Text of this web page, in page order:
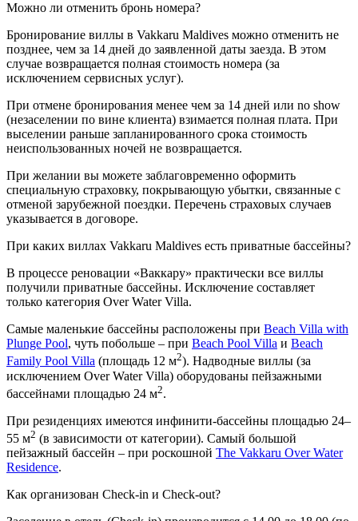
Можно ли отменить бронь номера?
Бронирование виллы в Vakkaru Maldives можно отменить не
позднее, чем за 14 дней до заявленной даты заезда. В этом
случае возвращается полная стоимость номера (за
исключением сервисных услуг).
При отмене бронирования менее чем за 14 дней или no show
(незаселении по вине клиента) взимается полная плата. При
выселении раньше запланированного срока стоимость
неиспользованных ночей не возвращается.
При желании вы можете заблаговременно оформить
специальную страховку, покрывающую убытки, связанные с
отменой зарубежной поездки. Перечень страховых случаев
указывается в договоре.
При каких виллах Vakkaru Maldives есть приватные бассейны?
В процессе реновации «Ваккару» практически все виллы
получили приватные бассейны. Исключение составляет
только категория Over Water Villa.
Самые маленькие бассейны расположены при Beach Villa with
Plunge Pool, чуть побольше – при Beach Pool Villa и Beach
Family Pool Villa (площадь 12 м2). Надводные виллы (за
исключением Over Water Villa) оборудованы пейзажными
бассейнами площадью 24 м2.
При резиденциях имеются инфинити-бассейны площадью 24–
55 м2 (в зависимости от категории). Самый большой
пейзажный бассейн – при роскошной The Vakkaru Over Water
Residence.
Как организован Сheck-in и Сheck-out?